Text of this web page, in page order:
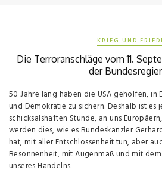
KRIEG UND
Die Terroranschläge vom 11.
der
50 Jahre lang haben die USA geholfen, in
und Demokratie zu sichern. Deshalb ist es
schicksalshaften Stunde, an uns
werden dies, wie es Bundeskanzler
hat, mit aller Entschlossenheit tun, aber
Besonnenheit, mit Augenmaß und mit
unseres Handelns.